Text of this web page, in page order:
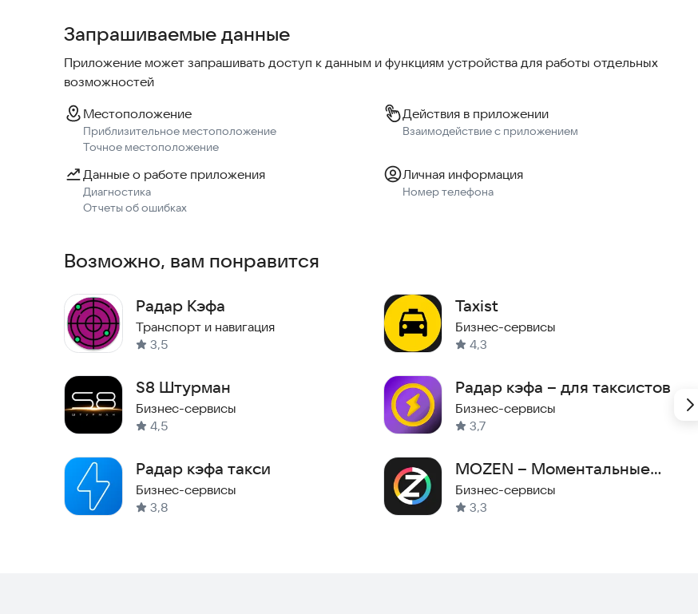
Запрашиваемые данные
Приложение может запрашивать доступ к данным и функциям устройства для работы отдельных
возможностей
Местоположение
Приблизительное местоположение
Точное местоположение
Действия в приложении
Взаимодействие с приложением
Данные о работе приложения
Диагностика
Отчеты об ошибках
Личная информация
Номер телефона
Возможно, вам понравится
Радар Кэфа
Транспорт и навигация
3,5
S8 Штурман
Бизнес-сервисы
4,5
Радар кэфа такси
Бизнес-сервисы
3,8
Taxist
Бизнес-сервисы
4,3
Радар кэфа – для таксистов
Бизнес-сервисы
3,7
MOZEN – Моментальные
выплаты
Бизнес-сервисы
3,3